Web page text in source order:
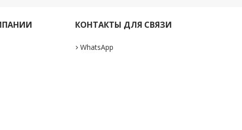
КОНТАКТЫ ДЛЯ СВЯЗИ
WhatsApp